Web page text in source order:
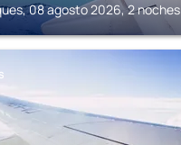
08 agosto 2026, 2 noches